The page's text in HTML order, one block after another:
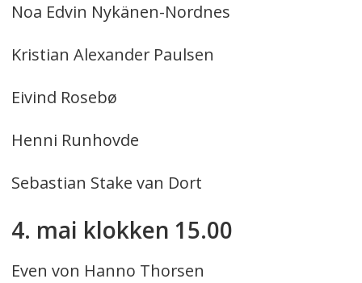
Noa Edvin Nykänen-Nordnes
Kristian Alexander Paulsen
Eivind Rosebø
Henni Runhovde
Sebastian Stake van Dort
4. mai klokken 15.00
Even von Hanno Thorsen